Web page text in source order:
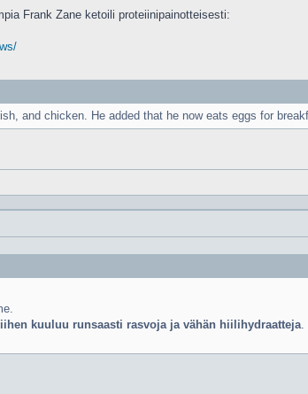
Frank Zane ketoili proteiinipainotteisesti:
and chicken. He added that he now eats eggs for
kuuluu runsaasti rasvoja ja vähän hiilihydraatteja.